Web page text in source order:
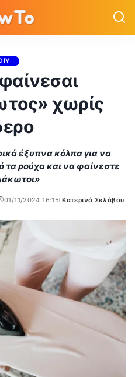
χωρίς
έξυπνα κόλπα για να
τα ρούχα και να φαίνεστε
01/11/2024 16:15
Posted
Κατερινά Σκλάβου